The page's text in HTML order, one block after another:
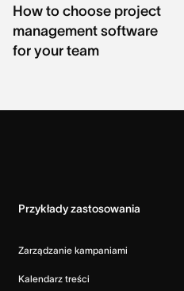
How to choose project
management software
for your team
Przykłady zastosowania
Zarządzanie kampaniami
Kalendarz treści